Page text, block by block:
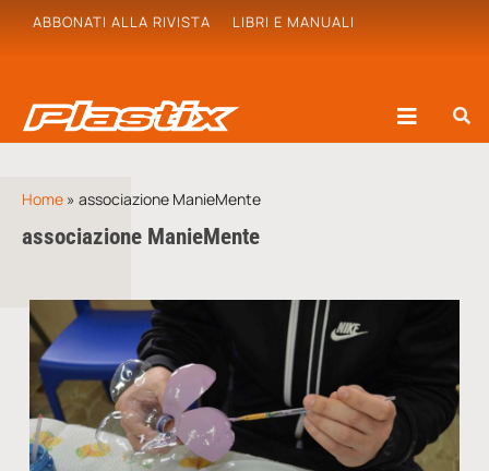
ABBONATI ALLA RIVISTA LIBRI E MANUALI
Home » associazione ManieMente
associazione ManieMente